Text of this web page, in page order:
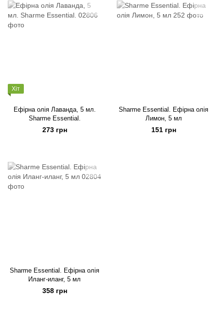
Хіт
Ефірна олія Лаванда, 5 мл.
Sharme Essential.
273 грн
Sharme Essential. Ефірна олія
Лимон, 5 мл
151 грн
Sharme Essential. Ефірна олія
Иланг-иланг, 5 мл
358 грн